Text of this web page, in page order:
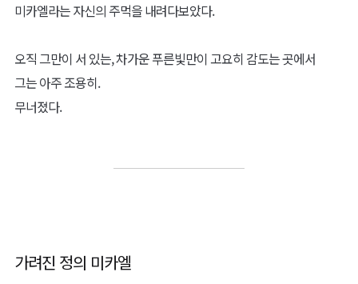
미카엘라는 자신의 주먹을 내려다보았다.
오직 그만이 서 있는, 차가운 푸른빛만이 고요히 감도는 곳에서
그는 아주 조용히.
무너졌다.
가려진 정의 미카엘